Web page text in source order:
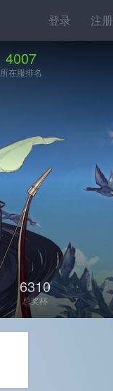
登录 注册
4007
所在服排名
6310
总奖杯